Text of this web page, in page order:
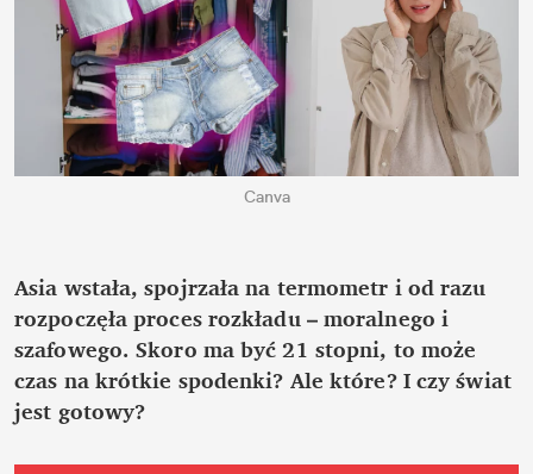
Canva
Asia wstała, spojrzała na termometr i od razu
rozpoczęła proces rozkładu – moralnego i
szafowego. Skoro ma być 21 stopni, to może
czas na krótkie spodenki? Ale które? I czy świat
jest gotowy?